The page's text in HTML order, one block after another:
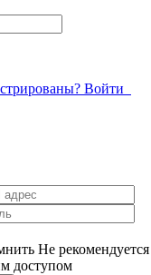
Войти
Не
доступом